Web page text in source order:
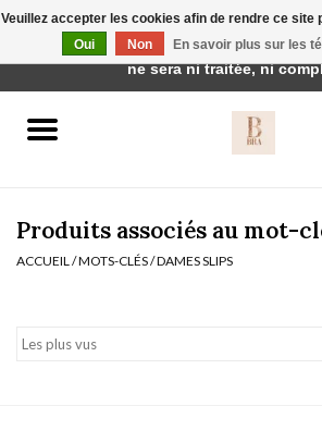
Réduction
Produits associés au mot-
ACCUEIL /MOTS-CLÉS/DAMES SLIPS
Veuillez accepter les cookies afin de rendre ce site
Oui
Non En savoir plus sur les
Cette boutique est en construction.
ne sera ni traitée, ni